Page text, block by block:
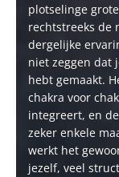
plotselinge
rechtstreeks de
dergelijke
niet zeggen dat
hebt gemaakt.
chakra voor
integreert, en
zeker enkele
werkt het
jezelf, veel